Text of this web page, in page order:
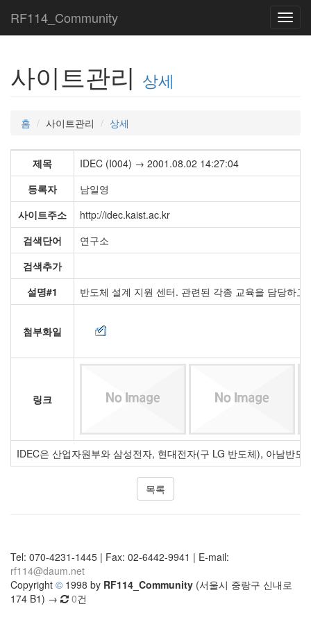
RF114_Community
사이트관리 상세
홈 사이트관리 상세
제목
IDEC (I004) → 2001.08.02 14:27:04
등록자
남일영
사이트주소
http://idec.kaist.ac.kr
검색단어
연구소
검색추가
설명#1
반도체 설계 지원 센터. 관련된 각종 교육을 담당하고
첨부화일
링크
IDEC은 산업자원부와 삼성전자, 현대전자(구 LG 반도체), 아남반
목록
Tel: 070-4231-1445 | Fax: 02-6442-9941 | E-mail:
rf114@daum.net
Copyright © 1998 by RF114_Community (서울시 중랑구 신내로
174 B1) →
0건